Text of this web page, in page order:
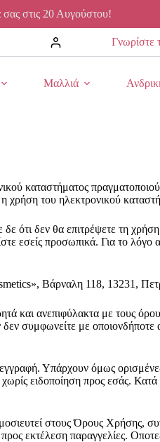
στις 20 Αυγούστου!
Γνωρίστε
Μαλλιά
καταστήματος
του ηλεκτρονικού
ότι δεν θα επιτρέψετε τη
εσείς προσωπικά. Για το
Βάρναλη 118, 13231,
και ανεπιφύλακτα με τους
δεν συμφωνείτε με οποιονδήποτε
Υπάρχουν όμως
ειδοποίηση προς εσάς. Κατά
στους Όρους
εκτέλεση παραγγελίες.